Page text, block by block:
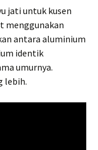
jati untuk kusen
menggunakan
antara aluminium
identik
umurnya.
lebih.